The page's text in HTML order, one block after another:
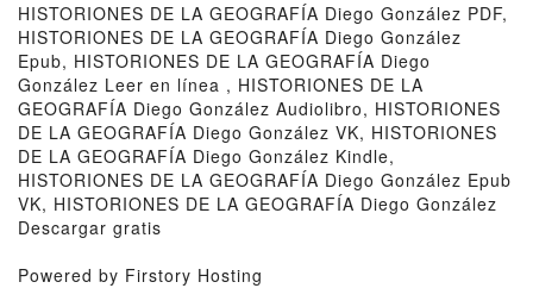
HISTORIONES DE LA GEOGRAFÍA Diego González PDF,
HISTORIONES DE LA GEOGRAFÍA Diego González
Epub, HISTORIONES DE LA GEOGRAFÍA Diego
González Leer en línea , HISTORIONES DE LA
GEOGRAFÍA Diego González Audiolibro, HISTORIONES
DE LA GEOGRAFÍA Diego González VK, HISTORIONES
DE LA GEOGRAFÍA Diego González Kindle,
HISTORIONES DE LA GEOGRAFÍA Diego González Epub
VK, HISTORIONES DE LA GEOGRAFÍA Diego González
Descargar gratis
Powered by Firstory Hosting